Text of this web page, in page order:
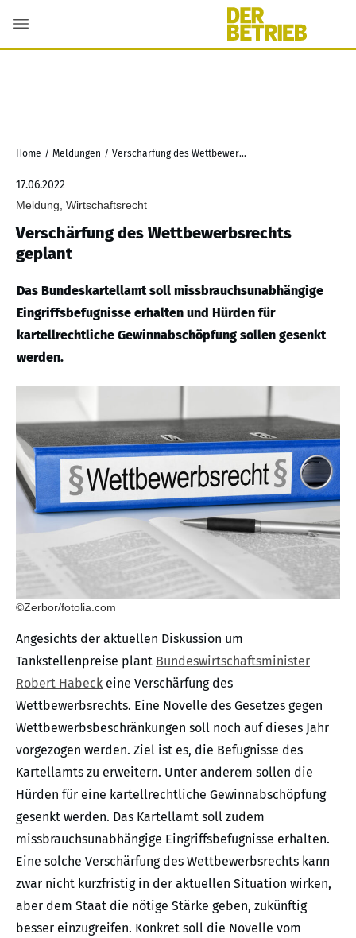
Home / Meldungen / Verschärfung des Wettbewerbsrechts geplant
17.06.2022
Meldung, Wirtschaftsrecht
Verschärfung des Wettbewerbsrechts
geplant
Das Bundeskartellamt soll missbrauchsunabhängige
Eingriffsbefugnisse erhalten und Hürden für
kartellrechtliche Gewinnabschöpfung sollen gesenkt
werden.
©Zerbor/fotolia.com
Angesichts der aktuellen Diskussion um
Tankstellenpreise plant Bundeswirtschaftsminister
Robert Habeck eine Verschärfung des
Wettbewerbsrechts. Eine Novelle des Gesetzes gegen
Wettbewerbsbeschränkungen soll noch auf dieses Jahr
vorgezogen werden. Ziel ist es, die Befugnisse des
Kartellamts zu erweitern. Unter anderem sollen die
Hürden für eine kartellrechtliche Gewinnabschöpfung
gesenkt werden. Das Kartellamt soll zudem
missbrauchsunabhängige Eingriffsbefugnisse erhalten.
Eine solche Verschärfung des Wettbewerbsrechts kann
zwar nicht kurzfristig in der aktuellen Situation wirken,
aber dem Staat die nötige Stärke geben, zukünftig
besser einzugreifen. Konkret soll die Novelle vom